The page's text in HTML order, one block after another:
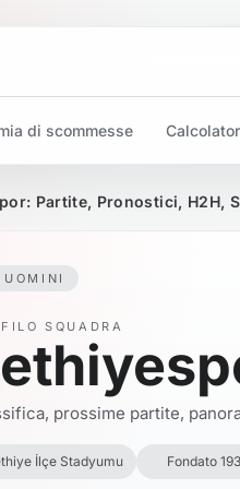
di scommesse
Partite, Pronostici, H2H,
UOMINI
SQUADRA
prossime partite,
İlçe Stadyumu Fondato